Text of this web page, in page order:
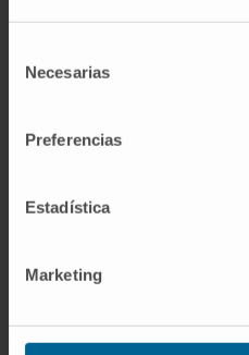
Necesarias
Preferencias
Estadística
Marketing